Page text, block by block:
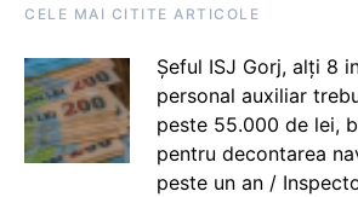
CELE MAI CITITE ARTICOLE
Șeful ISJ Gorj, alți 8
personal auxiliar
peste 55.000 de lei,
pentru decontarea
peste un an /